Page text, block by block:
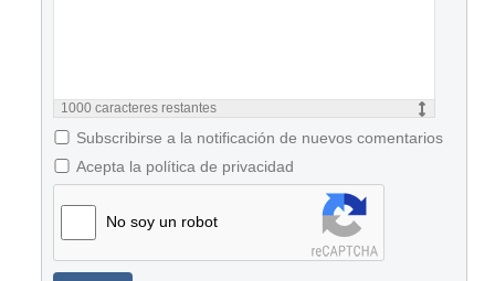
1000 caracteres restantes
Subscribirse a la notificación de nuevos comentarios
Acepta la política de privacidad
No soy un robot